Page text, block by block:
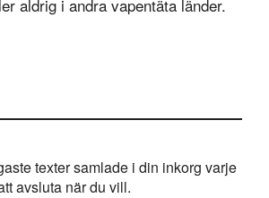
aldrig i andra vapentäta länder.
texter samlade i din inkorg varje
avsluta när du vill.